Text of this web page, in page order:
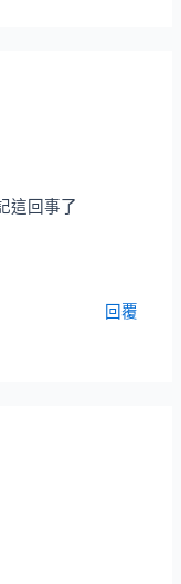
這回事了
回覆